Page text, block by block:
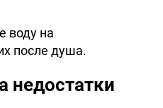
воду на
после душа.
недостатки